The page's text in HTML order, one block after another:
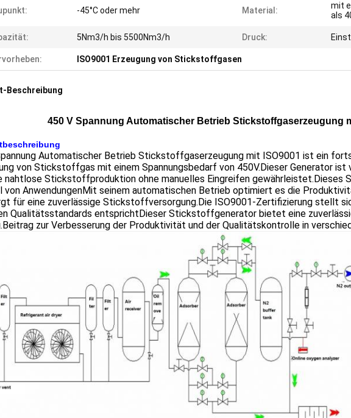
-45°C oder mehr Material:
mit
als
5Nm3/h bis 5500Nm3/h Druck:
ISO9001 Erzeugung von Stickstoffgasen
Beschreibung
450 V Spannung Automatischer Betrieb Stickstoffgaserzeugung
Automatischer Betrieb Stickstoffgaserzeugung mit ISO9001 ist ein
von Stickstoffgas mit einem Spannungsbedarf von 450V.Dieser Generator
nahtlose Stickstoffproduktion ohne manuelles Eingreifen gewährleistet.Dieses
von AnwendungenMit seinem automatischen Betrieb optimiert es die
für eine zuverlässige Stickstoffversorgung.Die ISO9001-Zertifizierung stellt
Qualitätsstandards entsprichtDieser Stickstoffgenerator bietet eine
zur Verbesserung der Produktivität und der Qualitätskontrolle in